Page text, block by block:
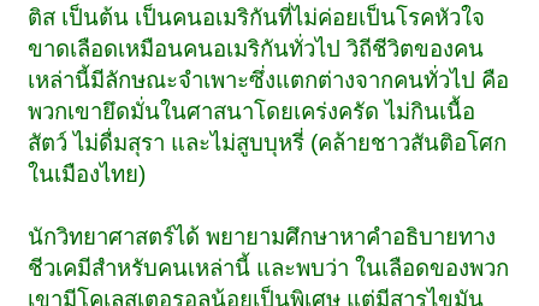
ติส เป็นต้น เป็นคนอเมริกันที่ไม่ค่อยเป็นโรคหัวใจ
ขาดเลือดเหมือนคนอเมริกันทั่วไป วิถีชีวิตของคน
เหล่านี้มีลักษณะจำเพาะซึ่งแตกต่างจากคนทั่วไป คือ
พวกเขายึดมั่นในศาสนาโดยเคร่งครัด ไม่กินเนื้อ
สัตว์ ไม่ดื่มสุรา และไม่สูบบุหรี่ (คล้ายชาวสันติอโศก
ในเมืองไทย)
นักวิทยาศาสตร์ได้ พยายามศึกษาหาคำอธิบายทาง
ชีวเคมีสำหรับคนเหล่านี้ และพบว่า ในเลือดของพวก
เขามีโคเลสเตอรอลน้อยเป็นพิเศษ แต่มีสารไขมัน